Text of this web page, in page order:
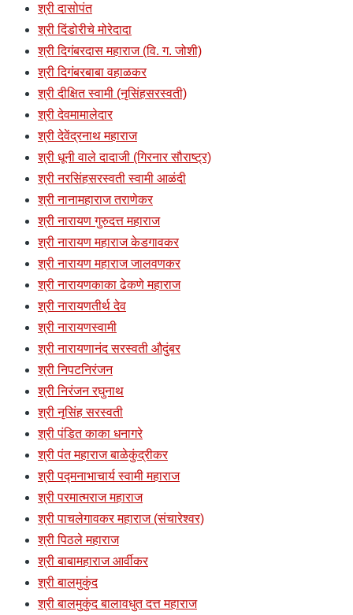
श्री दासोपंत
श्री दिंडोरीचे मोरेदादा
श्री दिगंबरदास महाराज (वि. ग. जोशी)
श्री दिगंबरबाबा वहाळकर
श्री दीक्षित स्वामी (नृसिंहसरस्वती)
श्री देवमामालेदार
श्री देवेंद्रनाथ महाराज
श्री धूनी वाले दादाजी (गिरनार सौराष्ट्र)
श्री नरसिंहसरस्वती स्वामी आळंदी
श्री नानामहाराज तराणेकर
श्री नारायण गुरुदत्त महाराज
श्री नारायण महाराज केडगावकर
श्री नारायण महाराज जालवणकर
श्री नारायणकाका ढेकणे महाराज
श्री नारायणतीर्थ देव
श्री नारायणस्वामी
श्री नारायणानंद सरस्वती औदुंबर
श्री निपटनिरंजन
श्री निरंजन रघुनाथ
श्री नृसिंह सरस्वती
श्री पंडित काका धनागरे
श्री पंत महाराज बाळेकुंद्रीकर
श्री पद्मनाभाचार्य स्वामी महाराज
श्री परमात्मराज महाराज
श्री पाचलेगावकर महाराज (संचारेश्वर)
श्री पिठले महाराज
श्री बाबामहाराज आर्वीकर
श्री बालमुकुंद
श्री बालमुकुंद बालावधुत दत्त महाराज